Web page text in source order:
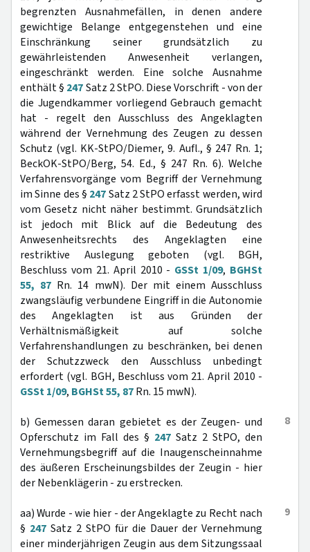
begrenzten Ausnahmefällen, in denen andere
gewichtige Belange entgegenstehen und eine
Einschränkung seiner grundsätzlich zu
gewährleistenden Anwesenheit verlangen,
eingeschränkt werden. Eine solche Ausnahme
enthält § 247Satz 2 StPO. Diese Vorschrift - von der
die Jugendkammer vorliegend Gebrauch gemacht
hat - regelt den Ausschluss des Angeklagten
während der Vernehmung des Zeugen zu dessen
Schutz (vgl. KK-StPO/Diemer, 9. Aufl., § 247 Rn. 1;
BeckOK-StPO/Berg, 54. Ed., § 247 Rn. 6). Welche
Verfahrensvorgänge vom Begriff der Vernehmung
im Sinne des § 247Satz 2 StPO erfasst werden, wird
vom Gesetz nicht näher bestimmt. Grundsätzlich
ist jedoch mit Blick auf die Bedeutung des
Anwesenheitsrechts des Angeklagten eine
restriktive Auslegung geboten (vgl. BGH,
Beschluss vom 21. April 2010 - GSSt 1/09, BGHSt
55, 87 Rn. 14 mwN). Der mit einem Ausschluss
zwangsläufig verbundene Eingriff in die Autonomie
des Angeklagten ist aus Gründen der
Verhältnismäßigkeit auf solche
Verfahrenshandlungen zu beschränken, bei denen
der Schutzzweck den Ausschluss unbedingt
erfordert (vgl. BGH, Beschluss vom 21. April 2010 -
GSSt 1/09, BGHSt 55, 87Rn. 15 mwN).
8
b) Gemessen daran gebietet es der Zeugen- und
Opferschutz im Fall des § 247 Satz 2 StPO, den
Vernehmungsbegriff auf die Inaugenscheinnahme
des äußeren Erscheinungsbildes der Zeugin - hier
der Nebenklägerin - zu erstrecken.
9
aa) Wurde - wie hier - der Angeklagte zu Recht nach
§ 247 Satz 2 StPO für die Dauer der Vernehmung
einer minderjährigen Zeugin aus dem Sitzungssaal